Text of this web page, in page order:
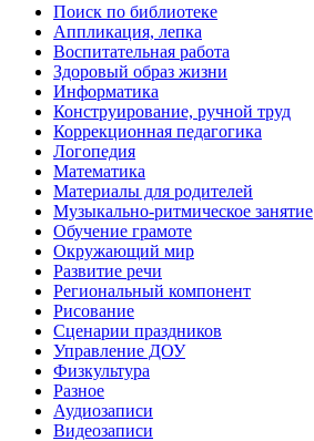
Поиск по библиотеке
Аппликация, лепка
Воспитательная работа
Здоровый образ жизни
Информатика
Конструирование, ручной труд
Коррекционная педагогика
Логопедия
Математика
Материалы для родителей
Музыкально-ритмическое занятие
Обучение грамоте
Окружающий мир
Развитие речи
Региональный компонент
Рисование
Сценарии праздников
Управление ДОУ
Физкультура
Разное
Аудиозаписи
Видеозаписи